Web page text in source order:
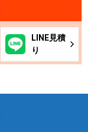
LINE見積
り